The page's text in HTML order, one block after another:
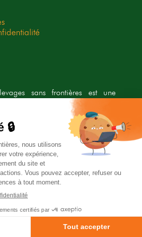
sans frontières est une
Don en Confiance
2009. Don en Confiance est
un organisme indépendant qui
la bonne utilisation des
à recevoir des legs, donations et